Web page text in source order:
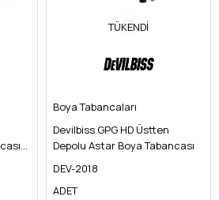
TÜKENDI
Boya Tabancaları
Devilbiss GPG HD Üstten
Depolu Astar Boya Tabancası
DEV-2018
ADET